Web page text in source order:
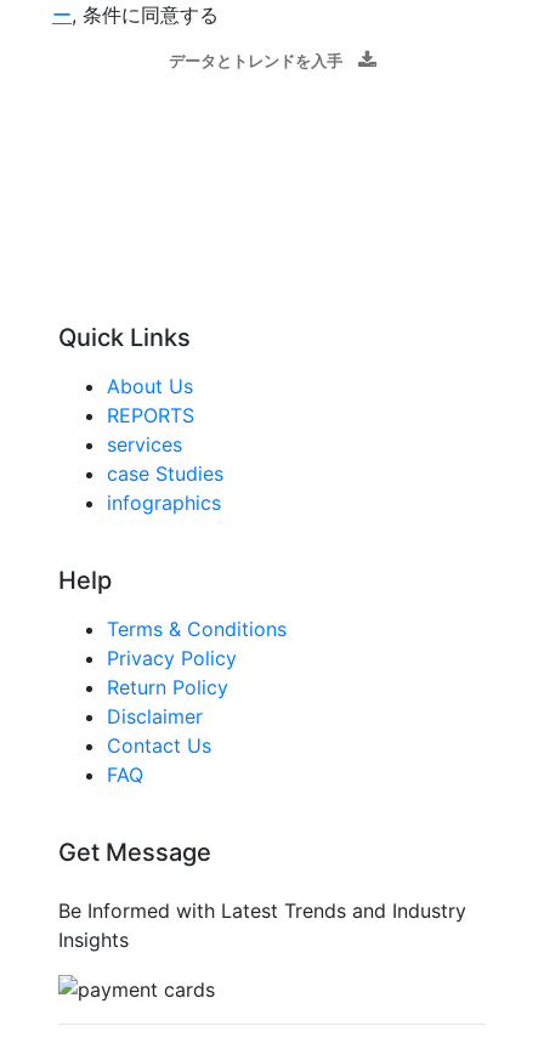
ー, 条件に同意する
データとトレンドを入手
Quick Links
About Us
REPORTS
services
case Studies
infographics
Help
Terms & Conditions
Privacy Policy
Return Policy
Disclaimer
Contact Us
FAQ
Get Message
Be Informed with Latest Trends and Industry
Insights